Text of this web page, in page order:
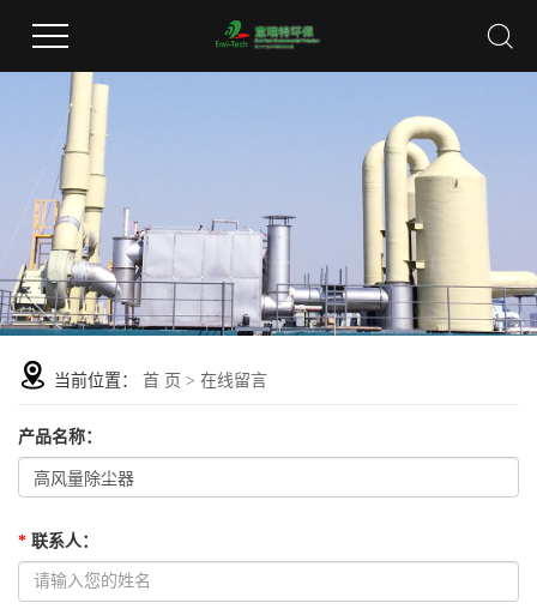
当前位置： 首 页 > 在线留言
产品名称：
* 联系人：